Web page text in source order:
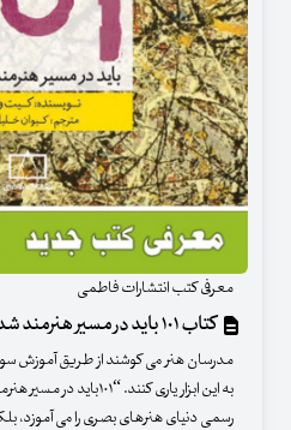
معرفی کتب انتشارات فاطمی
کتاب ۱۰۱ باید در مسیر هنرمند شدن
مدرسان هنر می کوشند از طریق آموزش
به این ابزار یاری کنند.
رسمی دنیای هنرهای بصری را می آموزد،